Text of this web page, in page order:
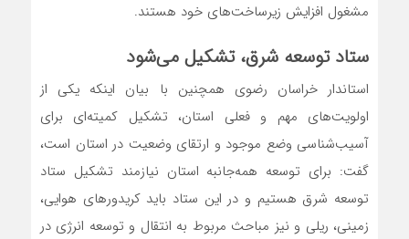
مشغول افزایش زیرساخت‌های خود هستند.
ستاد توسعه شرق، تشکیل می‌شود
استاندار خراسان رضوی همچنین با بیان اینکه یکی از
اولویت‌های مهم و فعلی استان، تشکیل کمیته‌ای برای
آسیب‌شناسی وضع موجود و ارتقای وضعیت در استان است،
گفت: برای توسعه همه‌جانبه استان نیازمند تشکیل ستاد
توسعه شرق هستیم و در این ستاد باید کریدور‌های هوایی،
زمینی، ریلی و نیز مباحث مربوط به انتقال و توسعه انرژی در